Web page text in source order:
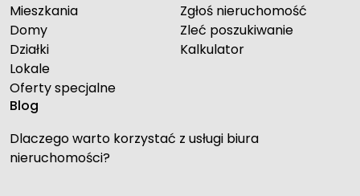
Mieszkania
Domy
Działki
Lokale
Oferty specjalne
Zgłoś nieruchomość
Zleć poszukiwanie
Kalkulator
Blog
Dlaczego warto korzystać z usługi biura
nieruchomości?